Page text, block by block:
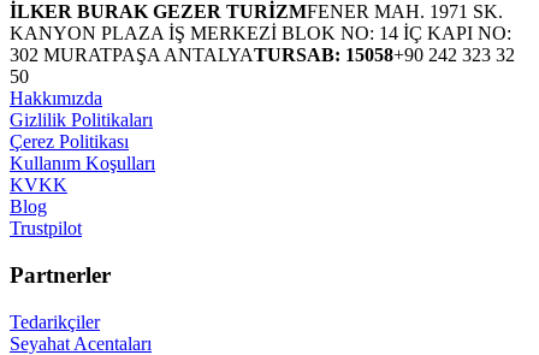
İLKER BURAK GEZER TURİZMFENER MAH. 1971 SK.
KANYON PLAZA İŞ MERKEZİ BLOK NO: 14 İÇ KAPI NO:
302 MURATPAŞA ANTALYATURSAB: 15058+90 242 323 32
50
Hakkımızda
Gizlilik Politikaları
Çerez Politikası
Kullanım Koşulları
KVKK
Blog
Trustpilot
Partnerler
Tedarikçiler
Seyahat Acentaları